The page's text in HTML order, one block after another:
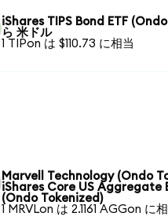
iShares TIPS Bond ETF
ら 米ドル
1 TIPon は $110.73 に相当
Marvell Technology (Ondo
iShares Core US Aggregate
(Ondo Tokenized)
1 MRVLon は 2.1161 AGGon に